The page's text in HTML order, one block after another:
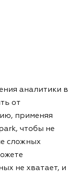
аналитики в
от
применяя
чтобы не
сложных
не хватает, и